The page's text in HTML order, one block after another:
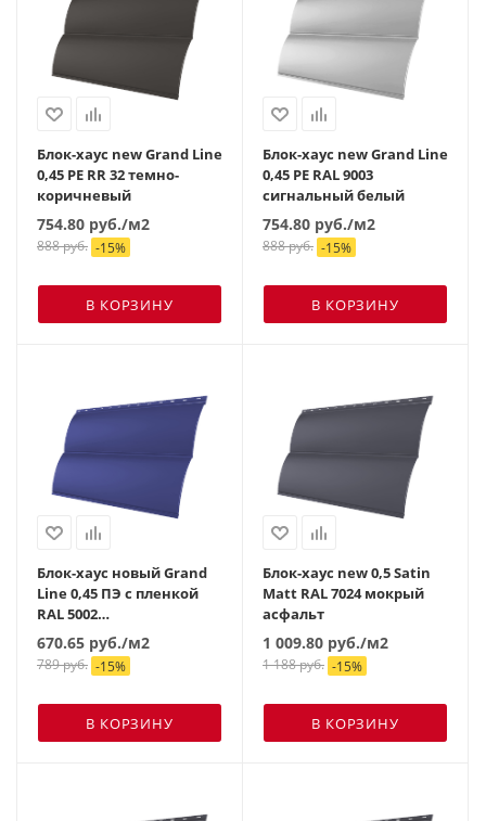
Блок-хаус new Grand Line
0,45 PE RR 32 темно-
коричневый
754.80 руб./м2
888руб. -15%
В КОРЗИНУ
Блок-хаус new Grand Line
0,45 PE RAL 9003
сигнальный белый
754.80 руб./м2
888руб. -15%
В КОРЗИНУ
Блок-хаус новый Grand
Line 0,45 ПЭ с пленкой
RAL 5002
ультрамариново-синий
670.65 руб./м2
789руб. -15%
В КОРЗИНУ
Блок-хаус new 0,5 Satin
Matt RAL 7024 мокрый
асфальт
1 009.80 руб./м2
1 188руб. -15%
В КОРЗИНУ